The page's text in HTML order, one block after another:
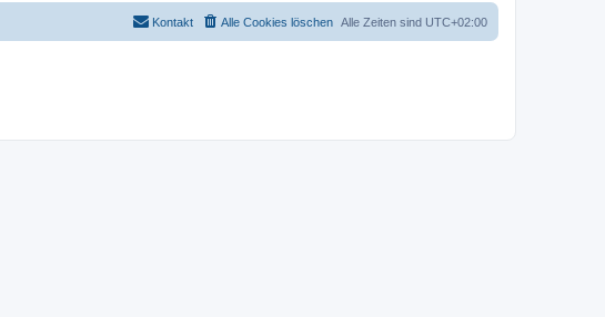
Alle Zeiten sind UTC+02:00
Alle Cookies löschen
Kontakt